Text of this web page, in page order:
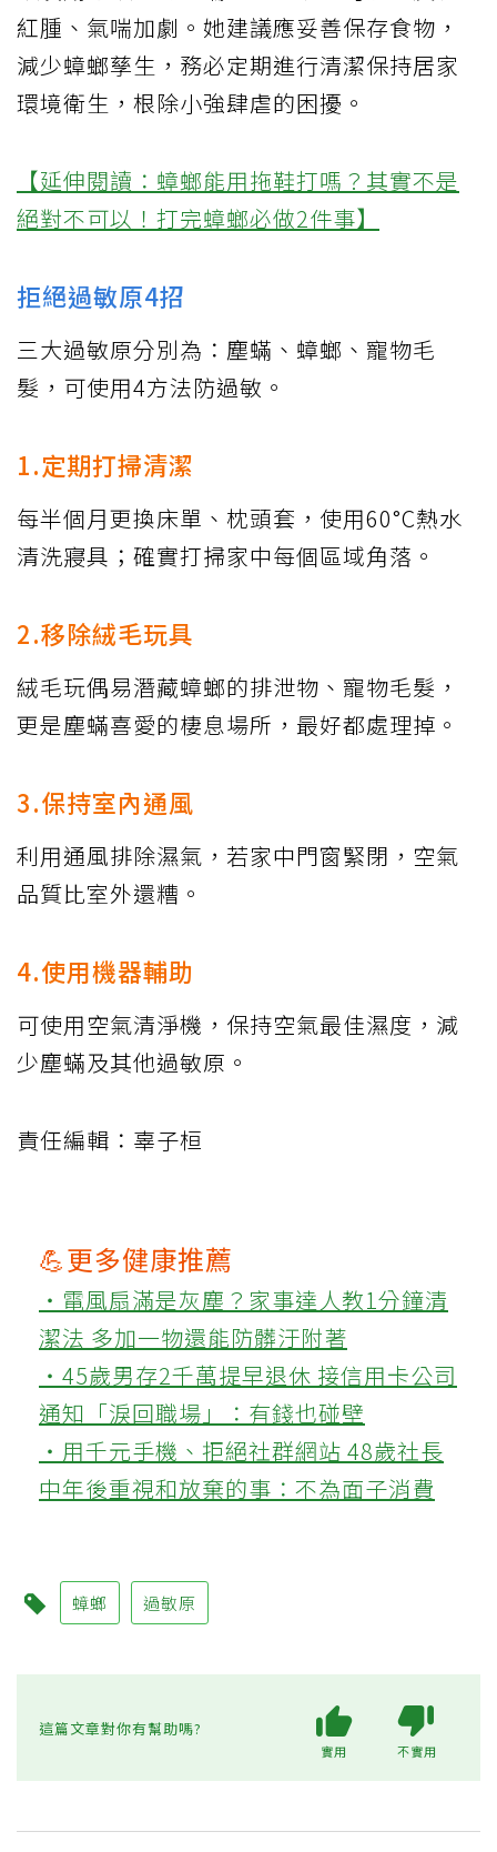
紅腫、氣喘加劇。她建議應妥善保存食物，
減少蟑螂孳生，務必定期進行清潔保持居家
環境衛生，根除小強肆虐的困擾。
【延伸閱讀：蟑螂能用拖鞋打嗎？其實不是
絕對不可以！打完蟑螂必做2件事】
拒絕過敏原4招
三大過敏原分別為：塵蟎、蟑螂、寵物毛
髮，可使用4方法防過敏。
1.定期打掃清潔
每半個月更換床單、枕頭套，使用60°C熱水
清洗寢具；確實打掃家中每個區域角落。
2.移除絨毛玩具
絨毛玩偶易潛藏蟑螂的排泄物、寵物毛髮，
更是塵蟎喜愛的棲息場所，最好都處理掉。
3.保持室內通風
利用通風排除濕氣，若家中門窗緊閉，空氣
品質比室外還糟。
4.使用機器輔助
可使用空氣清淨機，保持空氣最佳濕度，減
少塵蟎及其他過敏原。
責任編輯：辜子桓
💪更多健康推薦
‧電風扇滿是灰塵？家事達人教1分鐘清
潔法 多加一物還能防髒汙附著
‧45歲男存2千萬提早退休 接信用卡公司
通知「淚回職場」：有錢也碰壁
‧用千元手機、拒絕社群網站 48歲社長
中年後重視和放棄的事：不為面子消費
蟑螂 過敏原
這篇文章對你有幫助嗎?
實用 不實用